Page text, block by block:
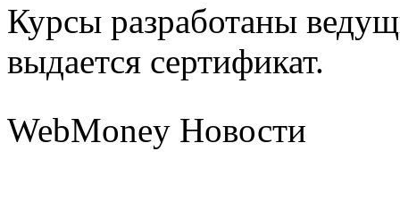
Курсы разработаны
выдается сертификат.
WebMoney Новости